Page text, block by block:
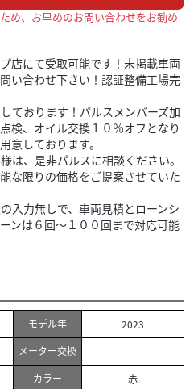
め、お早めのお問い合わせをお勧め
店にて受取可能です！未掲載車両
い合わせ下さい！認証整備工場完
ております！パルスメンバーズ加
検、オイル交換１０％オフとなり
意しております。
は、是非パルスに相談ください。
な限りの価格をご提案させていた
入力無しで、車両見積とローンシ
ンは６回〜１００回まで対応可能
モデル年
2023
メーター交換
カラー
赤